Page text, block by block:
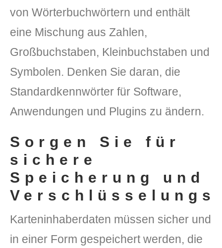
von Wörterbuchwörtern und enthält
eine Mischung aus Zahlen,
Großbuchstaben, Kleinbuchstaben und
Symbolen. Denken Sie daran, die
Standardkennwörter für Software,
Anwendungen und Plugins zu ändern.
Sorgen Sie für
sichere
Speicherung und
Karteninhaberdaten müssen sicher und
in einer Form gespeichert werden, die